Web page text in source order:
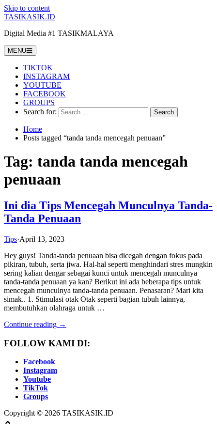
Skip to content
TASIKASIK.ID
Digital Media #1 TASIKMALAYA
MENU
TIKTOK
INSTAGRAM
YOUTUBE
FACEBOOK
GROUPS
Search for:
Home
Posts tagged “tanda tanda mencegah penuaan”
Tag: tanda tanda mencegah
penuaan
Ini dia Tips Mencegah Munculnya Tanda-
Tanda Penuaan
Tips·April 13, 2023
Hey guys! Tanda-tanda penuaan bisa dicegah dengan fokus pada
pikiran, tubuh, serta jiwa. Hal-hal seperti menghindari stres mungkin
sering kalian dengar sebagai kunci untuk mencegah munculnya
tanda-tanda penuaan ya kan? Berikut ini ada beberapa tips untuk
mencegah munculnya tanda-tanda penuaan. Penasaran? Mari kita
simak.. 1. Stimulasi otak Otak seperti bagian tubuh lainnya,
membutuhkan olahraga untuk …
Continue reading →
FOLLOW KAMI DI:
Facebook
Instagram
Youtube
TikTok
Groups
Copyright © 2026 TASIKASIK.ID